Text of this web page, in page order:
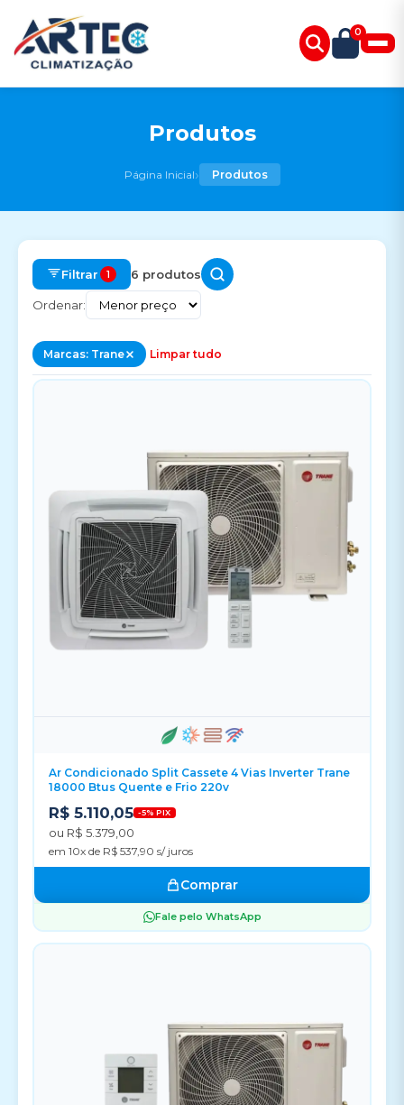
0
Produtos
Página Inicial› Produtos
Filtrar 1 6 produtos
Ordenar:
Marcas: Trane Limpar tudo
Ar Condicionado Split Cassete 4 Vias Inverter Trane
18000 Btus Quente e Frio 220v
R$ 5.110,05 -5% PIX
ou R$ 5.379,00
em 10x de R$ 537,90 s/ juros
Comprar
Fale pelo WhatsApp